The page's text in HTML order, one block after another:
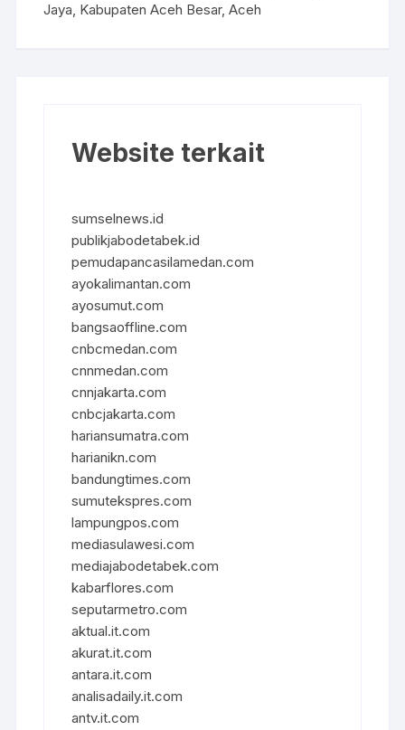
Jaya, Kabupaten Aceh Besar, Aceh
Website terkait
sumselnews.id
publikjabodetabek.id
pemudapancasilamedan.com
ayokalimantan.com
ayosumut.com
bangsaoffline.com
cnbcmedan.com
cnnmedan.com
cnnjakarta.com
cnbcjakarta.com
hariansumatra.com
harianikn.com
bandungtimes.com
sumutekspres.com
lampungpos.com
mediasulawesi.com
mediajabodetabek.com
kabarflores.com
seputarmetro.com
aktual.it.com
akurat.it.com
antara.it.com
analisadaily.it.com
antv.it.com